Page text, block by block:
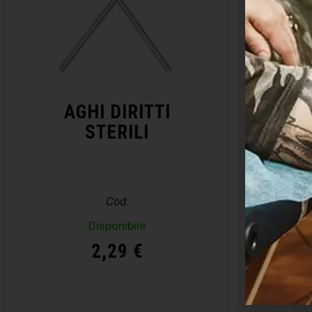
AGHI DIRITTI
STERILI
Cod.
Disponibile
2,29 €
KIT
–